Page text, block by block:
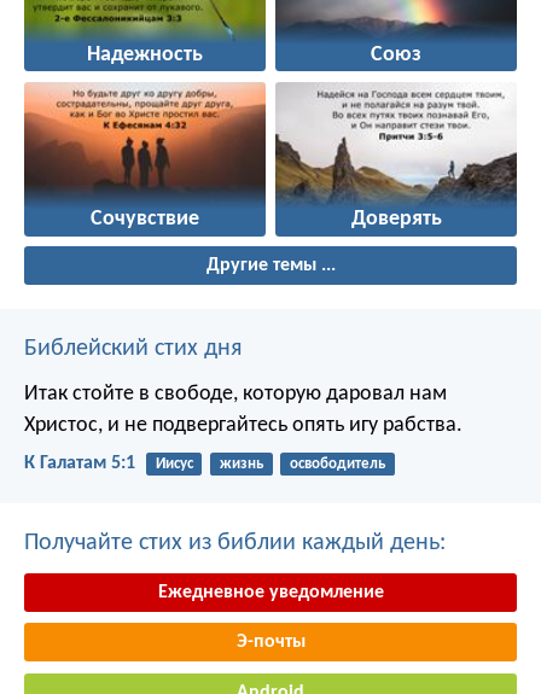
Надежность Союз
Сочувствие Доверять
Другие темы ...
Библейский стих дня
Итак стойте в свободе, которую даровал нам
Христос, и не подвергайтесь опять игу рабства.
К Галатам 5:1 Иисус жизнь освободитель
Получайте стих из библии каждый день:
Ежедневное уведомление
Э-почты